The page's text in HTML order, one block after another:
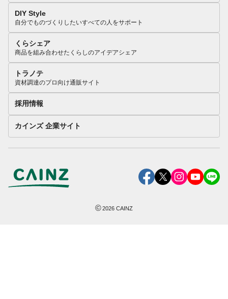
DIY Style
自分でものづくりしたいすべての人をサポート
くらシェア
商品を組み合わせたくらしのアイデアシェア
トラノテ
資材調達のプロ向け通販サイト
採用情報
カインズ 企業サイト
©2026 CAINZ